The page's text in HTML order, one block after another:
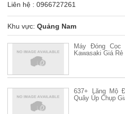
Liên hệ : 0966727261
Khu vực: Quảng Nam
Máy Đóng Cọc Cầm Tay Chạy Xăng 4 Thì
Kawasaki Giá Rẻ
637+ Lăng Mộ Đôi Bán Vĩnh Phúc Bằng Đá,
Quây Úp Chụp